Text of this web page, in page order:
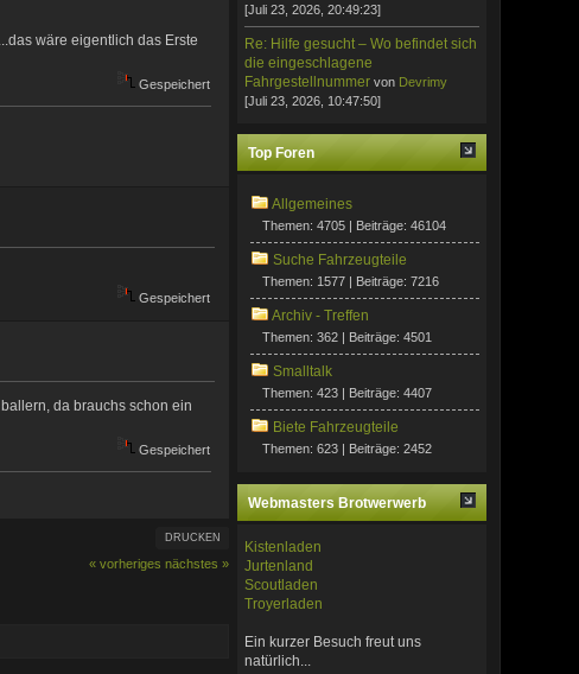
wäre eigentlich das Erste
Gespeichert
Gespeichert
da brauchs schon ein
Gespeichert
DRUCKEN
« vorheriges nächstes »
[Juli 23, 2026, 20:49:23]
Re: Hilfe gesucht – Wo befindet sich
die eingeschlagene
Fahrgestellnummer von Devrimy
[Juli 23, 2026, 10:47:50]
Top Foren
Allgemeines
Themen: 4705 | Beiträge: 46104
Suche Fahrzeugteile
Themen: 1577 | Beiträge: 7216
Archiv - Treffen
Themen: 362 | Beiträge: 4501
Smalltalk
Themen: 423 | Beiträge: 4407
Biete Fahrzeugteile
Themen: 623 | Beiträge: 2452
Webmasters Brotwerwerb
Kistenladen
Jurtenland
Scoutladen
Troyerladen
Ein kurzer Besuch freut uns
natürlich...